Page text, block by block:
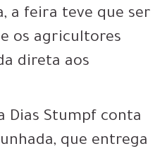
a feira teve que ser
os agricultores
direta aos
Dias Stumpf conta
que entrega